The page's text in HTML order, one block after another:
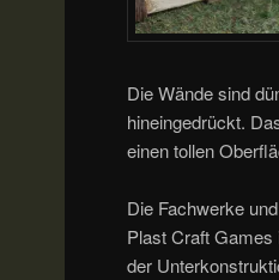
Die Wände sind
hineingedrückt.
einen tollen
Die Fachwerke
Plast Craft
der